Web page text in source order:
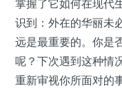
掌握了它如何在现代
识到：外在的华丽未
远是最重要的。你是
呢？下次遇到这种情
重新审视你所面对的